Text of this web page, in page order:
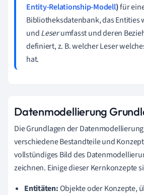
Entity-Relationship-Modell)für
Bibliotheksdatenbank, das Entities
undLeserumfasst und deren
definiert, z. B. welcher Leser
hat.
Datenmodellierung
Die Grundlagen der
verschiedene Bestandteile und
vollstündiges Bild des
zeichnen. Einige dieser Kernkonzepte
Entitäten:Objekte oder Konzepte,